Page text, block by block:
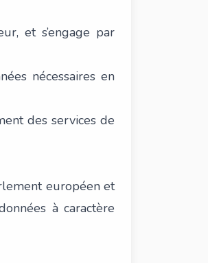
et s’engage par
nécessaires en
des services de
européen et
à caractère